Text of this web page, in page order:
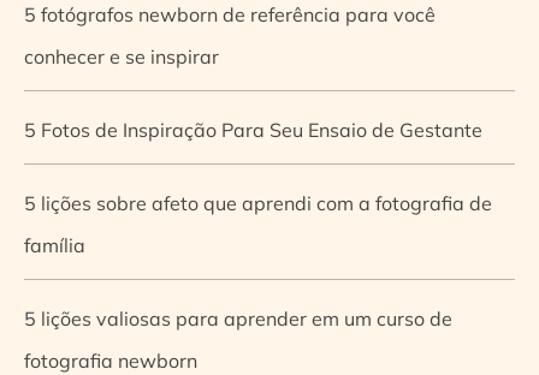
5 fotógrafos newborn de referência para você
conhecer e se inspirar
5 Fotos de Inspiração Para Seu Ensaio de Gestante
5 lições sobre afeto que aprendi com a fotografia de
família
5 lições valiosas para aprender em um curso de
fotografia newborn